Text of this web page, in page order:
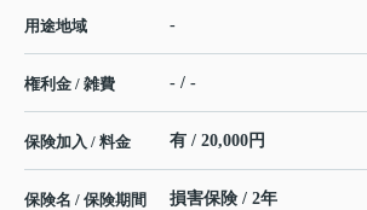
用途地域 -
権利金 / 雑費 - / -
保険加入 / 料金 有 / 20,000円
保険名 / 保険期間 損害保険 / 2年